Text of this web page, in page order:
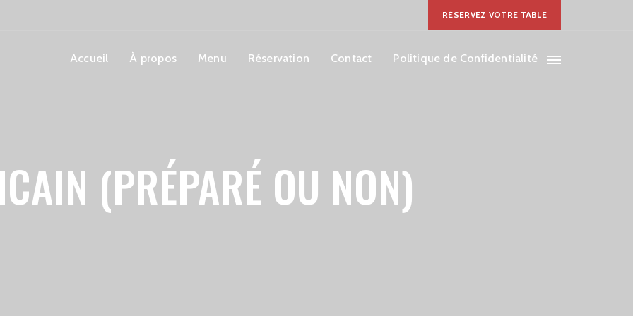
RÉSERVEZ VOTRE TABLE
Accueil À propos Menu Réservation Contact Politique de Confidentialité
(PRÉPARÉ OU NON)